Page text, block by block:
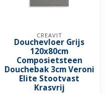
CREAVIT
Douchevloer Grijs
120x80cm
Composietsteen
Douchebak 3cm Veroni
Elite Stootvast
Krasvrij